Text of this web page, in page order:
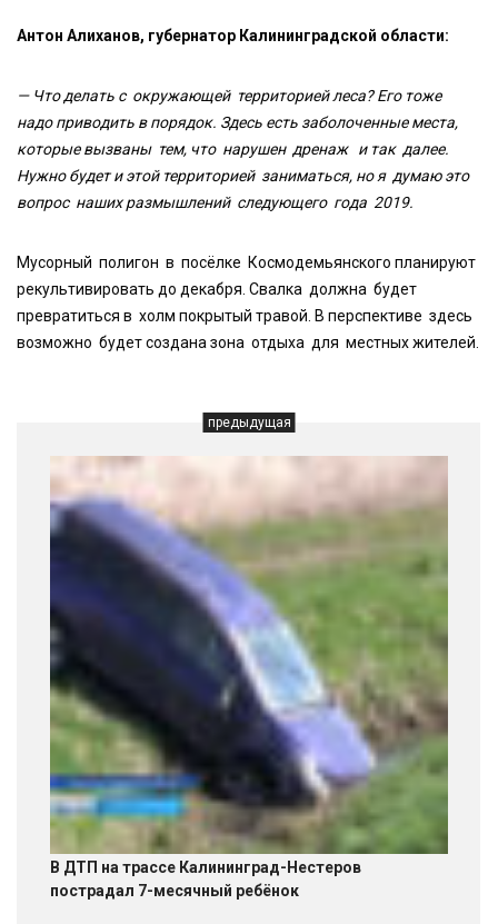
Антон Алиханов, губернатор Калининградской области:
— Что делать с окружающей территорией леса? Его тоже
надо приводить в порядок. Здесь есть заболоченные места,
которые вызваны тем, что нарушен дренаж и так далее.
Нужно будет и этой территорией заниматься, но я думаю это
вопрос наших размышлений следующего года 2019.
Мусорный полигон в посёлке Космодемьянского планируют
рекультивировать до декабря. Свалка должна будет
превратиться в холм покрытый травой. В перспективе здесь
возможно будет создана зона отдыха для местных жителей.
предыдущая
В ДТП на трассе Калининград-Нестеров
пострадал 7-месячный ребёнок